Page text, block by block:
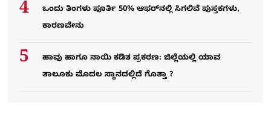
ಒಂದು ತಿಂಗಳು ಪೂರ್ತಿ 50% ಆಫರ್​ನಲ್ಲಿ ಸಿಗಲಿವೆ ಪುಸ್ತಕಗಳು,
ಕಾರಣವೇನು
ಹಾವು ಹಾಗೂ ನಾಯಿ ಕಡಿತ ಪ್ರಕರಣ: ಜಿಲ್ಲೆಯಲ್ಲಿ ಯಾವ
ತಾಲೂಕು ಮೊದಲ ಸ್ಥಾನದಲ್ಲಿದೆ ಗೊತ್ತಾ ?